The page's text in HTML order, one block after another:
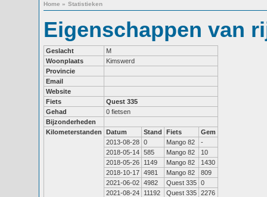
Home » Statistieken
Eigenschappen van
Geslacht
M
Woonplaats
Kimswerd
Provincie
Email
Website
Fiets
Quest 335
Gehad
0 fietsen
Bijzonderheden
Kilometerstanden
Datum Stand Fiets
Gem
2013-08-28 0 Mango 82
-
2018-05-14 585 Mango 82
10
2018-05-26
1149 Mango 82
1430
2018-10-17 4981 Mango 82
809
2021-06-02 4982 Quest 335 0
2021-08-24
11192 Quest 335 2276